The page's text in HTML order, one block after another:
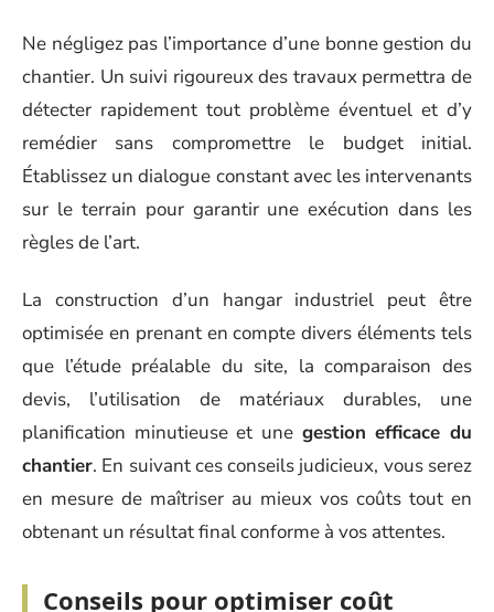
Ne négligez pas l’importance d’une bonne gestion du
chantier. Un suivi rigoureux des travaux permettra de
détecter rapidement tout problème éventuel et d’y
remédier sans compromettre le budget initial.
Établissez un dialogue constant avec les intervenants
sur le terrain pour garantir une exécution dans les
règles de l’art.
La construction d’un hangar industriel peut être
optimisée en prenant en compte divers éléments tels
que l’étude préalable du site, la comparaison des
devis, l’utilisation de matériaux durables, une
planification minutieuse et une gestion efficace du
chantier. En suivant ces conseils judicieux, vous serez
en mesure de maîtriser au mieux vos coûts tout en
obtenant un résultat final conforme à vos attentes.
Conseils pour optimiser coût